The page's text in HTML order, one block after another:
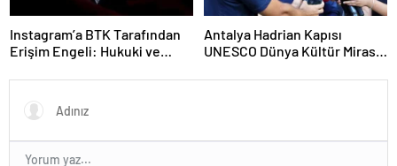
Instagram’a BTK Tarafından
Erişim Engeli: Hukuki ve
Antalya Hadrian Kapısı
UNESCO Dünya Kültür Mirası